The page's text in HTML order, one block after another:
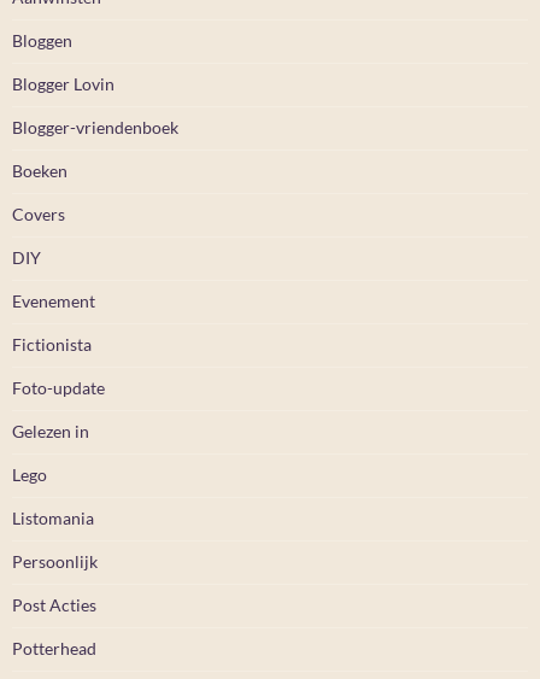
Bloggen
Blogger Lovin
Blogger-vriendenboek
Boeken
Covers
DIY
Evenement
Fictionista
Foto-update
Gelezen in
Lego
Listomania
Persoonlijk
Post Acties
Potterhead